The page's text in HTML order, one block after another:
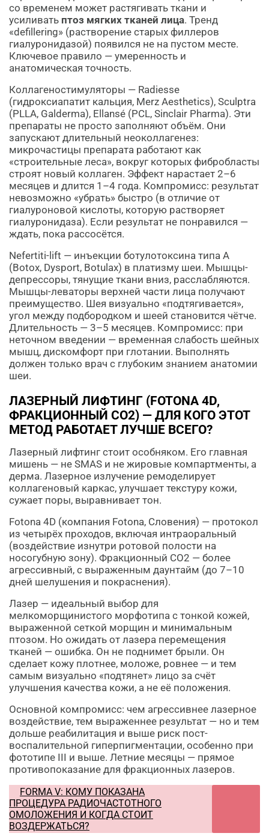
со временем может растягивать ткани и
усиливать птоз мягких тканей лица. Тренд
«defillering» (растворение старых филлеров
гиалуронидазой) появился не на пустом месте.
Ключевое правило — умеренность и
анатомическая точность.
Коллагеностимуляторы — Radiesse
(гидроксиапатит кальция, Merz Aesthetics), Sculptra
(PLLA, Galderma), Ellansé (PCL, Sinclair Pharma). Эти
препараты не просто заполняют объём. Они
запускают длительный неоколлагенез:
микрочастицы препарата работают как
«строительные леса», вокруг которых фибробласты
строят новый коллаген. Эффект нарастает 2–6
месяцев и длится 1–4 года. Компромисс: результат
невозможно «убрать» быстро (в отличие от
гиалуроновой кислоты, которую растворяет
гиалуронидаза). Если результат не понравился —
ждать, пока рассосётся.
Nefertiti-lift — инъекции ботулотоксина типа А
(Botox, Dysport, Botulax) в платизму шеи. Мышцы-
депрессоры, тянущие ткани вниз, расслабляются.
Мышцы-леваторы верхней части лица получают
преимущество. Шея визуально «подтягивается»,
угол между подбородком и шеей становится чётче.
Длительность — 3–5 месяцев. Компромисс: при
неточном введении — временная слабость шейных
мышц, дискомфорт при глотании. Выполнять
должен только врач с глубоким знанием анатомии
шеи.
ЛАЗЕРНЫЙ ЛИФТИНГ (FOTONA 4D,
ФРАКЦИОННЫЙ CO2) — ДЛЯ КОГО ЭТОТ
МЕТОД РАБОТАЕТ ЛУЧШЕ ВСЕГО?
Лазерный лифтинг стоит особняком. Его главная
мишень — не SMAS и не жировые компартменты, а
дерма. Лазерное излучение ремоделирует
коллагеновый каркас, улучшает текстуру кожи,
сужает поры, выравнивает тон.
Fotona 4D (компания Fotona, Словения) — протокол
из четырёх проходов, включая интраоральный
(воздействие изнутри ротовой полости на
носогубную зону). Фракционный CO2 — более
агрессивный, с выраженным даунтайм (до 7–10
дней шелушения и покраснения).
Лазер — идеальный выбор для
мелкоморщинистого морфотипа с тонкой кожей,
выраженной сеткой морщин и минимальным
птозом. Но ожидать от лазера перемещения
тканей — ошибка. Он не поднимет брыли. Он
сделает кожу плотнее, моложе, ровнее — и тем
самым визуально «подтянет» лицо за счёт
улучшения качества кожи, а не её положения.
Основной компромисс: чем агрессивнее лазерное
воздействие, тем выраженнее результат — но и тем
дольше реабилитация и выше риск пост-
воспалительной гиперпигментации, особенно при
фототипе III и выше. Летние месяцы — прямое
противопоказание для фракционных лазеров.
FORMA V: КОМУ ПОКАЗАНА
ПРОЦЕДУРА РАДИОЧАСТОТНОГО
ОМОЛОЖЕНИЯ И КОГДА СТОИТ
ВОЗДЕРЖАТЬСЯ?